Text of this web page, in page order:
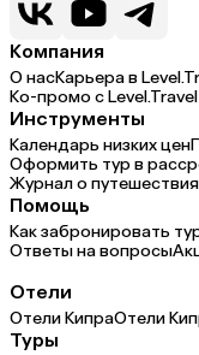
Компания
О насКарьера в
Ко-промо с Level.Travel
Инструменты
Календарь низких цен
Оформить тур в
Журнал о
Помощь
Как забронировать
Ответы на вопросы
Отели
Отели КипраОтели
Туры